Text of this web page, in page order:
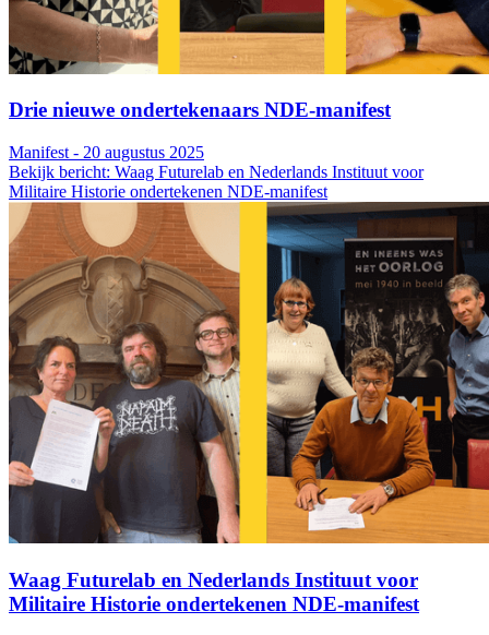
Drie nieuwe ondertekenaars NDE-manifest
Manifest - 20 augustus 2025
Bekijk bericht: Waag Futurelab en Nederlands Instituut voor
Militaire Historie ondertekenen NDE-manifest
Waag Futurelab en Nederlands Instituut voor
Militaire Historie ondertekenen NDE-manifest